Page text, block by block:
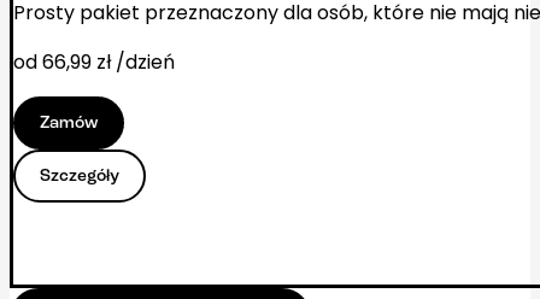
Prosty pakiet przeznaczony dla osób, które nie mają
od 66,99 zł /dzień
Zamów
Szczegóły